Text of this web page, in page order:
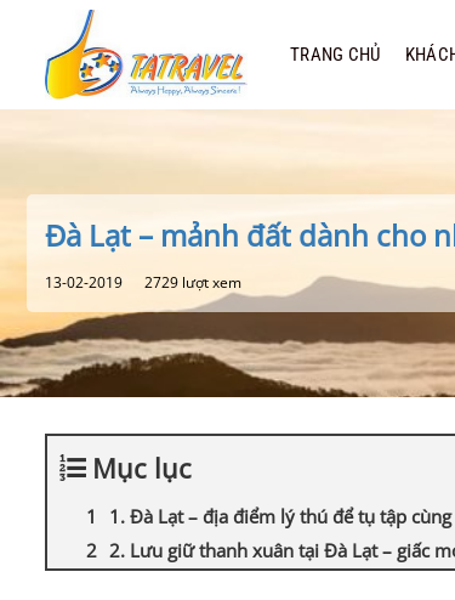
dung
TRANG CHỦ
Đà Lạt – mảnh đất dành cho
13-02-2019 2729 lượt xem
Mục lục
1. Đà Lạt – địa điểm lý thú để tụ tập
2. Lưu giữ thanh xuân tại Đà Lạt – giấc